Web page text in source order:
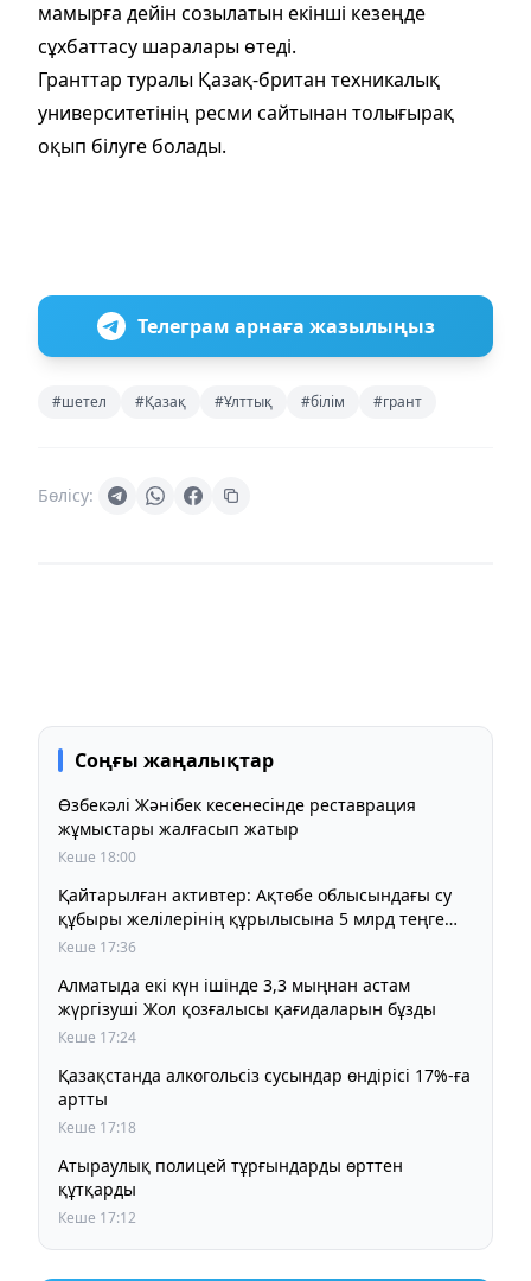
мамырға дейін созылатын екінші кезеңде
сұхбаттасу шаралары өтеді.
Гранттар туралы Қазақ-британ техникалық
университетінің ресми сайтынан толығырақ
оқып білуге болады.
Телеграм арнаға жазылыңыз
#шетел #Қазақ #Ұлттық #білім #грант
Бөлісу:
Соңғы жаңалықтар
Өзбекәлі Жәнібек кесенесінде реставрация
жұмыстары жалғасып жатыр
Кеше 18:00
Қайтарылған активтер: Ақтөбе облысындағы су
құбыры желілерінің құрылысына 5 млрд теңге
бөлінді
Кеше 17:36
Алматыда екі күн ішінде 3,3 мыңнан астам
жүргізуші Жол қозғалысы қағидаларын бұзды
Кеше 17:24
Қазақстанда алкогольсіз сусындар өндірісі 17%-ға
артты
Кеше 17:18
Атыраулық полицей тұрғындарды өрттен
құтқарды
Кеше 17:12